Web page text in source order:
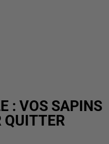
: VOS SAPINS
QUITTER